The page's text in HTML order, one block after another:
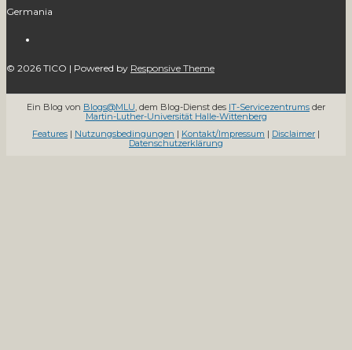
Germania
© 2026 TICO | Powered by Responsive Theme
Ein Blog von Blogs@MLU, dem Blog-Dienst des IT-Servicezentrums der
Martin-Luther-Universität Halle-Wittenberg
Features | Nutzungsbedingungen | Kontakt/Impressum | Disclaimer |
Datenschutzerklärung